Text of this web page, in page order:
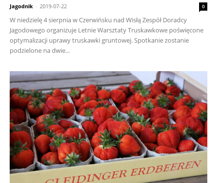
Jagodnik - 2019-07-22 0
W niedzielę 4 sierpnia w Czerwińsku nad Wisłą Zespół Doradcy
Jagodowego organizuje Letnie Warsztaty Truskawkowe poświęcone
optymalizacji uprawy truskawki gruntowej. Spotkanie zostanie
podzielone na dwie...